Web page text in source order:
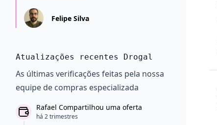
Felipe Silva
Atualizações recentes Drogal
As últimas verificações feitas pela nossa
equipe de compras especializada
Rafael Compartilhou uma oferta
há 2 trimestres